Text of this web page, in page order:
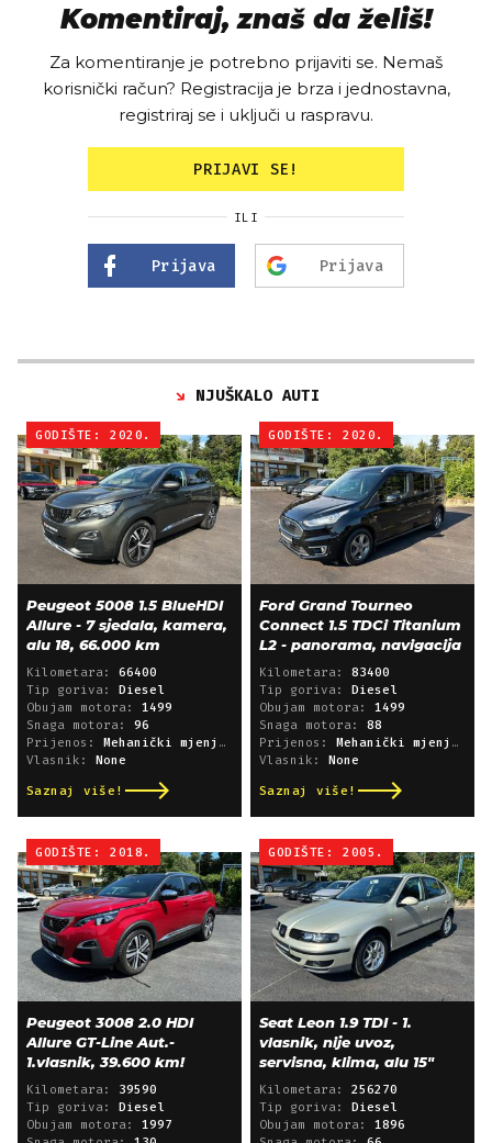
Komentiraj, znaš da želiš!
Za komentiranje je potrebno prijaviti se. Nemaš
korisnički račun? Registracija je brza i jednostavna,
registriraj se i uključi u raspravu.
PRIJAVI SE!
ILI
Prijava Prijava
NJUŠKALO AUTI
GODIŠTE: 2020.
Peugeot 5008 1.5 BlueHDI
Allure - 7 sjedala, kamera,
alu 18, 66.000 km
Kilometara: 66400
Tip goriva:
Diesel
Obujam motora: 1499
Snaga motora: 96
Prijenos:
Mehanički mjenjač
Vlasnik:
None
Saznaj više!
GODIŠTE: 2020.
Ford Grand Tourneo
Connect 1.5 TDCi Titanium
L2 - panorama, navigacija
Kilometara: 83400
Tip goriva:
Diesel
Obujam motora: 1499
Snaga motora: 88
Prijenos:
Mehanički mjenjač
Vlasnik:
None
Saznaj više!
GODIŠTE: 2018.
Peugeot 3008 2.0 HDI
Allure GT-Line Aut.-
1.vlasnik, 39.600 km!
Kilometara: 39590
Tip goriva:
Diesel
Obujam motora: 1997
GODIŠTE: 2005.
Seat Leon 1.9 TDI - 1.
vlasnik, nije uvoz,
servisna, klima, alu 15"
Kilometara: 256270
Tip goriva:
Diesel
Obujam motora: 1896